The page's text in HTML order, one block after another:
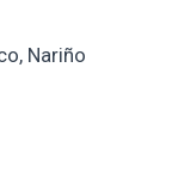
Nariño